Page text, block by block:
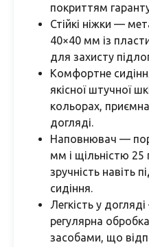
покриттям
Стійкі ніжки —
40×40 мм із
для захисту
Комфортне
якісної штучної
кольорах,
догляді.
Наповнювач —
мм і щільністю 25
зручність навіть
сидіння.
Легкість у
регулярна
засобами, що